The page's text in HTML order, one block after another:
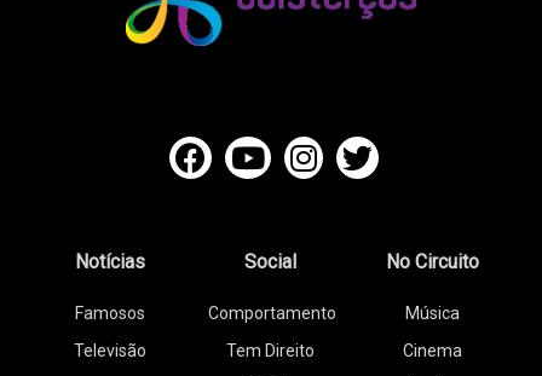
Notícias
Famosos
Televisão
Social
Comportamento
Tem Direito
No Circuito
Música
Cinema